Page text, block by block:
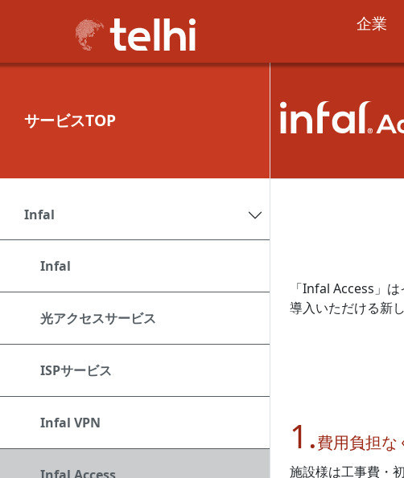
企業
サービスTOP
Infal
Infal
光アクセスサービス
ISPサービス
Infal VPN
Infal Access
「Infal Access」
導入いただける新
1.費用負担な
施設様は工事費・